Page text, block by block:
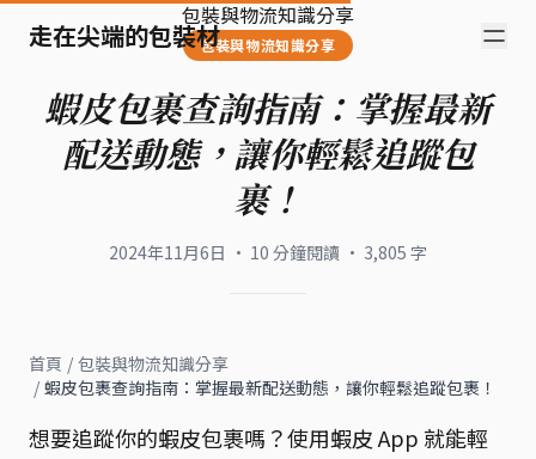
走在尖端的包裝材
包裝與物流知識分享
包裝與物流知識分享
蝦皮包裹查詢指南：掌握最新
配送動態，讓你輕鬆追蹤包
裹！
2024年11月6日 · 10 分鐘閱讀 · 3,805 字
首頁 / 包裝與物流知識分享
/ 蝦皮包裹查詢指南：掌握最新配送動態，讓你輕鬆追蹤包裹！
想要追蹤你的蝦皮包裹嗎？使用蝦皮 App 就能輕